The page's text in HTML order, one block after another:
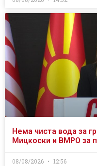
Нема чиста вода за
Мицкоски и ВМРО за
08/08/2026 12:56